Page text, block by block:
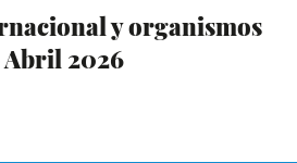
y organismos
2026